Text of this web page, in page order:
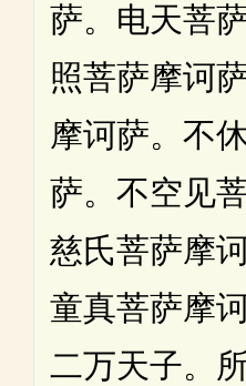
萨。电天菩
照菩萨摩诃
摩诃萨。不
萨。不空见
慈氏菩萨摩
童真菩萨摩
二万天子。